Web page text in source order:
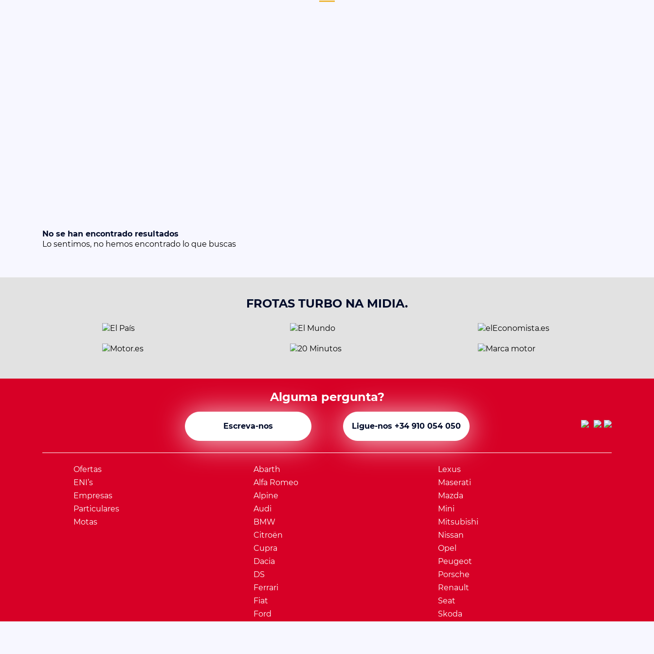
No se han encontrado resultados
Lo sentimos, no hemos encontrado lo que buscas
FROTAS TURBO NA MIDIA.
Alguma pergunta?
Escreva-nos Ligue-nos +34 910 054 050
Ofertas
ENI’s
Empresas
Particulares
Motas
Abarth
Alfa Romeo
Alpine
Audi
BMW
Citroën
Cupra
Dacia
DS
Ferrari
Fiat
Ford
Lexus
Maserati
Mazda
Mini
Mitsubishi
Nissan
Opel
Peugeot
Porsche
Renault
Seat
Skoda